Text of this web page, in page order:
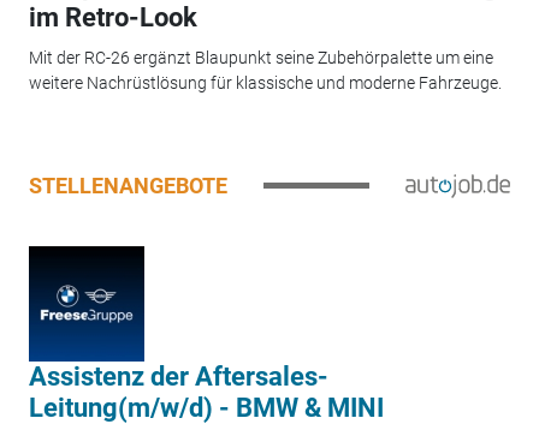
im Retro-Look
Mit der RC-26 ergänzt Blaupunkt seine Zubehörpalette um eine
weitere Nachrüstlösung für klassische und moderne Fahrzeuge.
STELLENANGEBOTE
Assistenz der Aftersales-
Leitung(m/w/d) - BMW & MINI